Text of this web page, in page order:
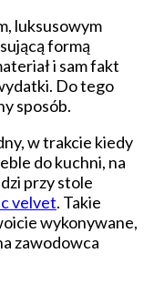
luksusowym
formą
i sam fakt
Do tego
sposób.
w trakcie kiedy
do kuchni, na
przy stole
velvet. Takie
wykonywane,
zawodowca